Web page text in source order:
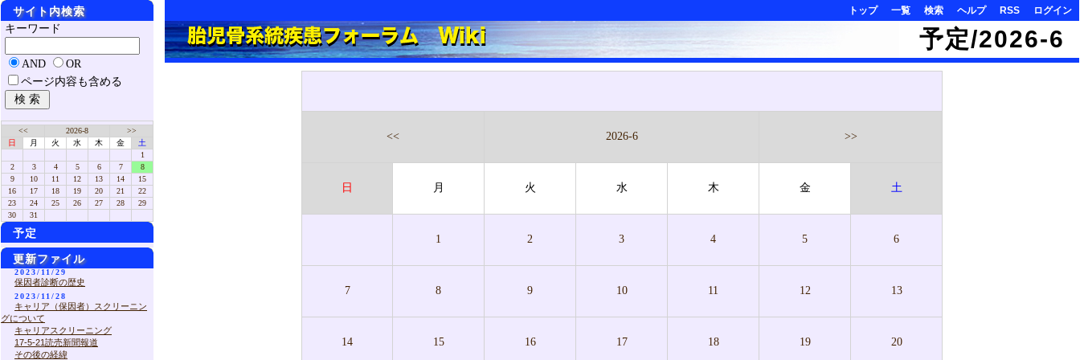
トップ 一覧 検索 ヘルプ RSS ログイン
予定/2026-6
<< 2026-6 >>
日 月 火 水 木 金 土
1 2 3 4 5 6
7 8 9 10 11 12 13
14 15 16 17 18 19 20
サイト内検索
キーワード
AND
OR
ページ内容も含める
<< 2026-8
>>
日
月 火 水 木 金
土
1
2
3 4 5 6 7
8
9
10 11 12 13 14
15
16
17 18 19 20 21
22
23
24 25 26 27 28
29
30
31
予定
更新ファイル
2023/11/29
保因者診断の歴史
2023/11/28
キャリア（保因者）スクリーニン
グについて
キャリアスクリーニング
17-5-21読売新聞報道
その後の経緯